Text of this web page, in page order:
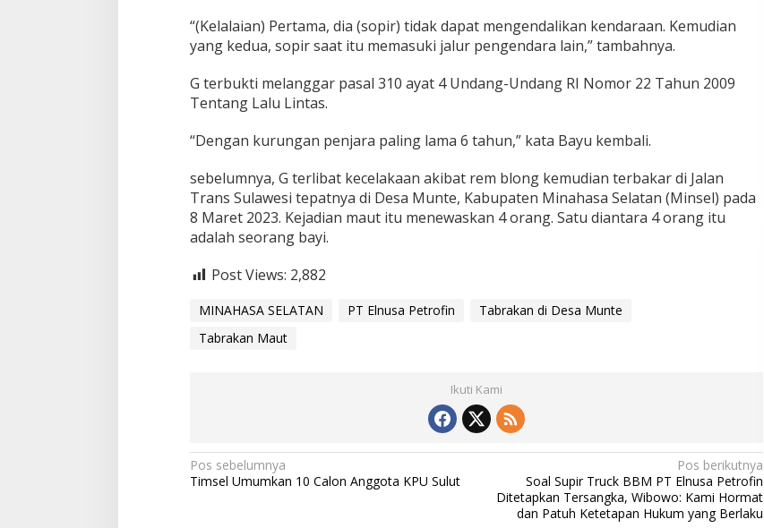
“(Kelalaian) Pertama, dia (sopir) tidak dapat mengendalikan kendaraan. Kemudian
yang kedua, sopir saat itu memasuki jalur pengendara lain,” tambahnya.
G terbukti melanggar pasal 310 ayat 4 Undang-Undang RI Nomor 22 Tahun 2009
Tentang Lalu Lintas.
“Dengan kurungan penjara paling lama 6 tahun,” kata Bayu kembali.
sebelumnya, G terlibat kecelakaan akibat rem blong kemudian terbakar di Jalan
Trans Sulawesi tepatnya di Desa Munte, Kabupaten Minahasa Selatan (Minsel) pada
8 Maret 2023. Kejadian maut itu menewaskan 4 orang. Satu diantara 4 orang itu
adalah seorang bayi.
Post Views: 2,882
MINAHASA SELATAN PT Elnusa Petrofin
Tabrakan di Desa Munte
Tabrakan Maut
Ikuti Kami
N
a
Pos sebelumnya
Timsel Umumkan 10 Calon Anggota KPU Sulut
Pos berikutnya
Soal Supir Truck BBM PT Elnusa Petrofin
Ditetapkan Tersangka, Wibowo: Kami Hormat
dan Patuh Ketetapan Hukum yang Berlaku